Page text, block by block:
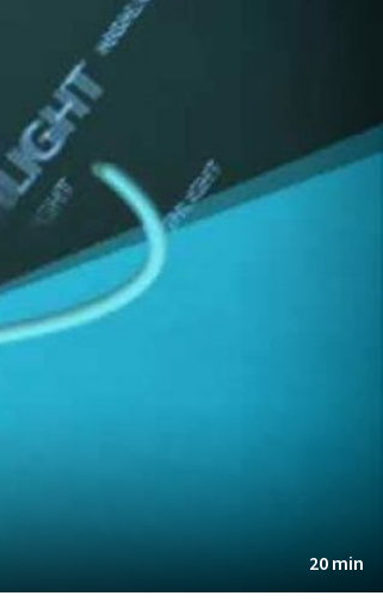
20 min